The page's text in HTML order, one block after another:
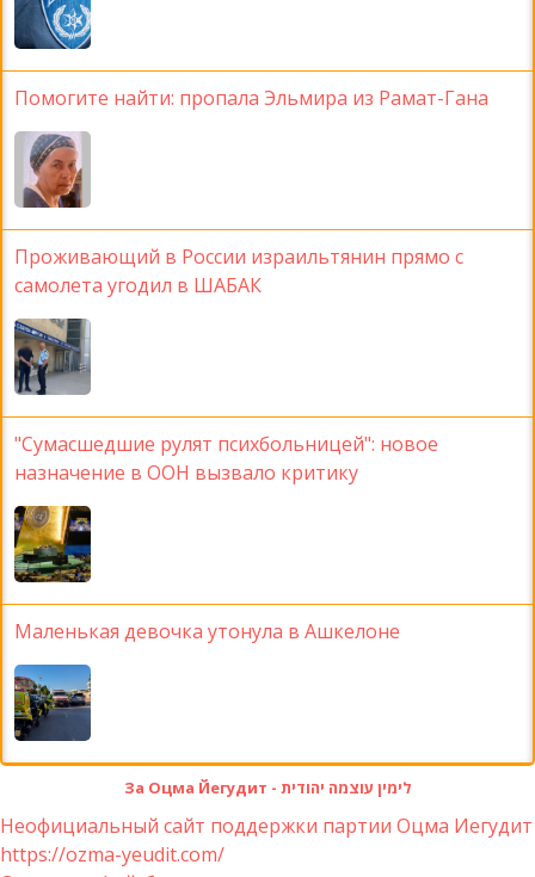
Помогите найти: пропала Эльмира из Рамат-Гана
Проживающий в России израильтянин прямо с
самолета угодил в ШАБАК
"Сумасшедшие рулят психбольницей": новое
назначение в ООН вызвало критику
Маленькая девочка утонула в Ашкелоне
За Оцма Йегудит - לימין עוצמה יהודית
Неофициальный сайт поддержки партии Оцма Иегудит
https://ozma-yeudit.com/